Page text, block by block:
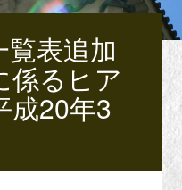
表追加
係るヒア
成20年3